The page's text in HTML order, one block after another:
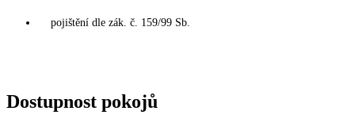
pojištění dle zák. č. 159/99 Sb.
Dostupnost pokojů